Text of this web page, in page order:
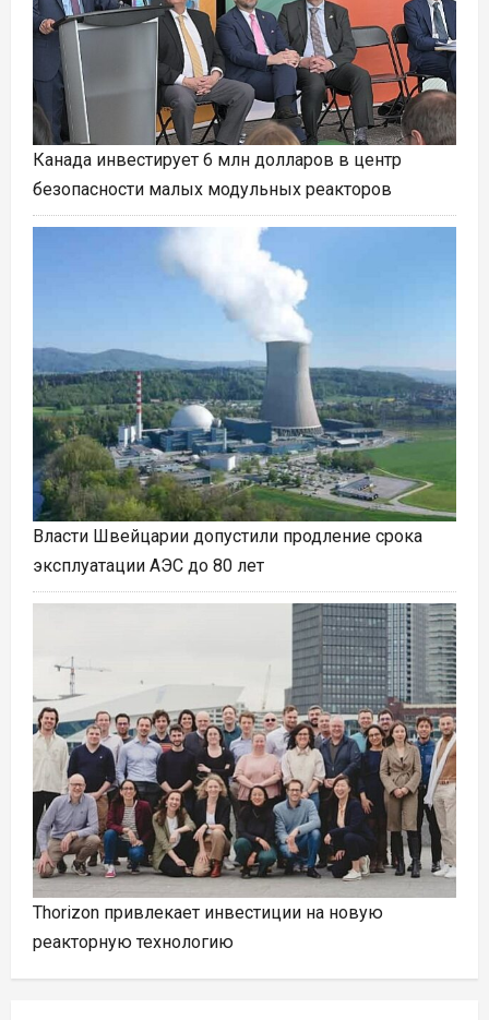
Канада инвестирует 6 млн долларов в центр
безопасности малых модульных реакторов
Власти Швейцарии допустили продление срока
эксплуатации АЭС до 80 лет
Thorizon привлекает инвестиции на новую
реакторную технологию